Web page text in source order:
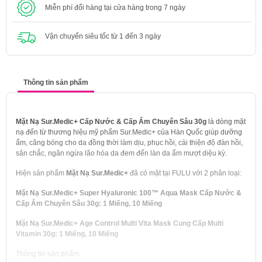
Miễn phí đổi hàng tại cửa hàng trong 7 ngày
Vận chuyển siêu tốc từ 1 đến 3 ngày
Thông tin sản phẩm
Mặt Nạ Sur.Medic+ Cấp Nước & Cấp Ẩm Chuyên Sâu 30g là dòng mặt
nạ đến từ thương hiệu mỹ phẩm Sur.Medic+ của Hàn Quốc giúp dưỡng
ẩm, căng bóng cho da đồng thời làm dịu, phục hồi, cải thiện độ đàn hồi,
săn chắc, ngăn ngừa lão hóa da đem đến làn da ẩm mượt diệu kỳ.
Hiện sản phẩm Mặt Nạ Sur.Medic+ đã có mặt tại FULU với 2 phân loại:
Mặt Nạ Sur.Medic+ Super Hyaluronic 100™ Aqua Mask Cấp Nước &
Cấp Ẩm Chuyên Sâu 30g: 1 Miếng, 10 Miếng
Mặt Nạ Sur.Medic+ Age Control Multi Vita Mask Cung Cấp Multi
Vitamin 30g: 1 Miếng, 10 Miếng
Thông tin sản phẩm: